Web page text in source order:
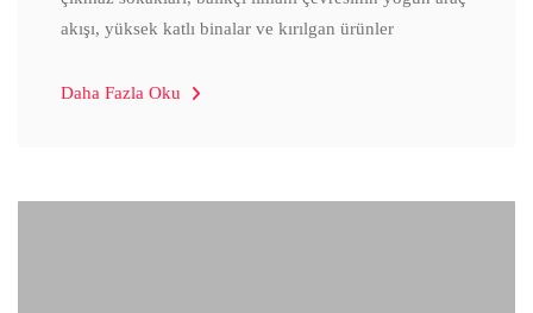
akışı, yüksek katlı binalar ve kırılgan ürünler
Daha Fazla Oku